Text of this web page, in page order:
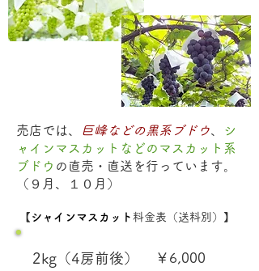
売店では、 巨峰などの黒系ブドウ
シ
ャインマスカットなどのマスカット系
ブドウ の直売・直送を行っています。
（９月、１０月）
【 シャインマスカット 料金表（送料別）】
2kg（4房前後）
￥6,000